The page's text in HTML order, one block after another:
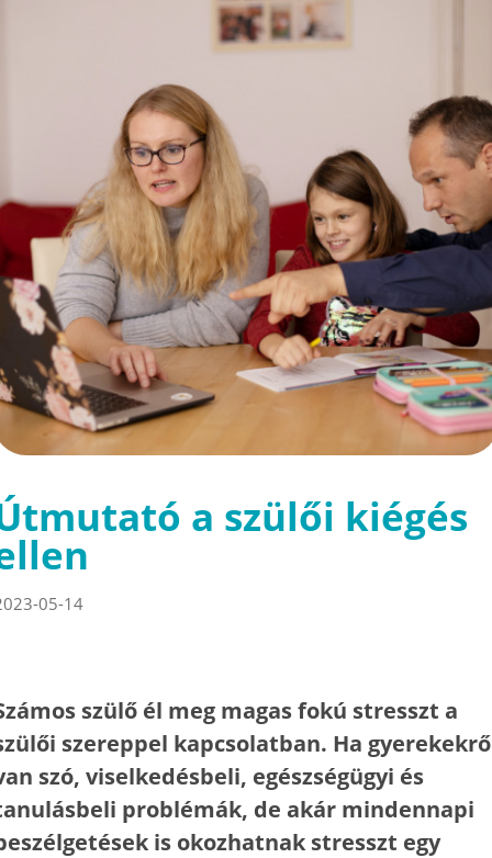
a szülői kiégés
05-14
szülő él meg magas fokú stresszt a
szereppel kapcsolatban. Ha
szó, viselkedésbeli, egészségügyi és
problémák, de akár mindennapi
is okozhatnak stresszt egy